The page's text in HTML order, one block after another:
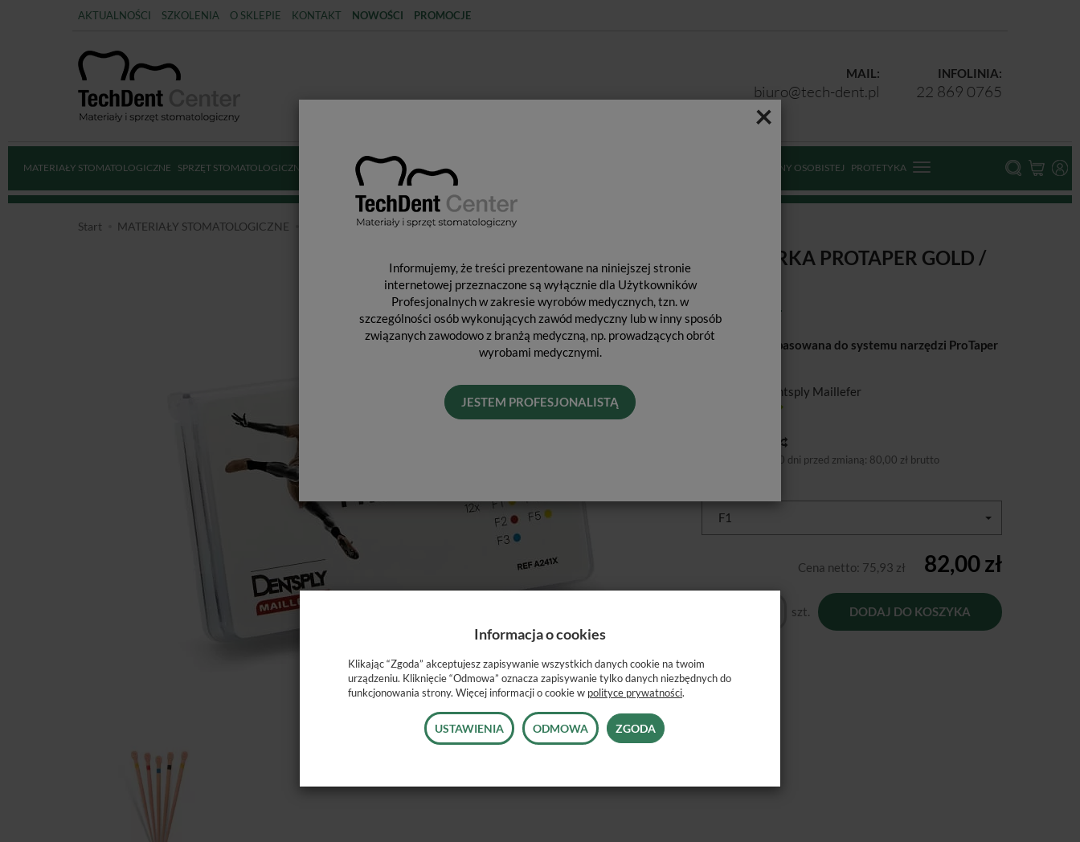
×
Informujemy, że treści prezentowane na niniejszej stronie
internetowej przeznaczone są wyłącznie dla Użytkowników
Profesjonalnych w zakresie wyrobów medycznych, tzn. w
szczególności osób wykonujących zawód medyczny lub w inny sposób
związanych zawodowo z branżą medyczną, np. prowadzących obrót
wyrobami medycznymi.
JESTEM PROFESJONALISTĄ
AKTUALNOŚCI SZKOLENIA O SKLEPIE KONTAKT NOWOŚCI PROMOCJE
INFOLINIA:
22 869 0765
MAIL:
biuro@tech-dent.pl
MATERIAŁY STOMATOLOGICZNE SPRZĘT STOMATOLOGICZNY DEZYNFEKCJA STERYLIZACJA ŚRODKI OCHRONY OSOBISTEJ PROTETYKA
Start MATERIAŁY STOMATOLOGICZNE ENDODONCJA Materiały do wypełniania kanałów
GUTAPERKA PROTAPER GOLD /
Gutaperka dopasowana do systemu narzędzi ProTaper
Dentsply Maillefer
Najniższa cena 30 dni przed zmianą: 80,00 zł brutto
F1
Cena netto: 75,93 zł 82,00 zł
szt. DODAJ DO KOSZYKA
Informacja o cookies
Klikając “Zgoda” akceptujesz zapisywanie wszystkich danych cookie na twoim
urządzeniu. Kliknięcie “Odmowa” oznacza zapisywanie tylko danych niezbędnych do
funkcjonowania strony. Więcej informacji o cookie w polityce prywatności.
USTAWIENIA ODMOWA ZGODA